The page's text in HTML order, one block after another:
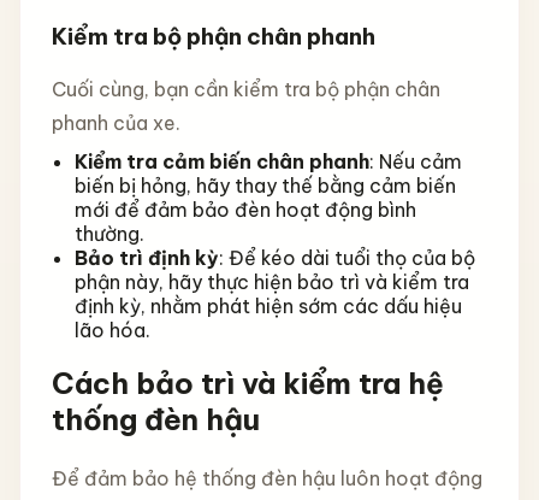
Kiểm tra bộ phận chân phanh
Cuối cùng, bạn cần kiểm tra bộ phận chân
phanh của xe.
Kiểm tra cảm biến chân phanh: Nếu cảm
biến bị hỏng, hãy thay thế bằng cảm biến
mới để đảm bảo đèn hoạt động bình
thường.
Bảo trì định kỳ: Để kéo dài tuổi thọ của bộ
phận này, hãy thực hiện bảo trì và kiểm tra
định kỳ, nhằm phát hiện sớm các dấu hiệu
lão hóa.
Cách bảo trì và kiểm tra hệ
thống đèn hậu
Để đảm bảo hệ thống đèn hậu luôn hoạt động